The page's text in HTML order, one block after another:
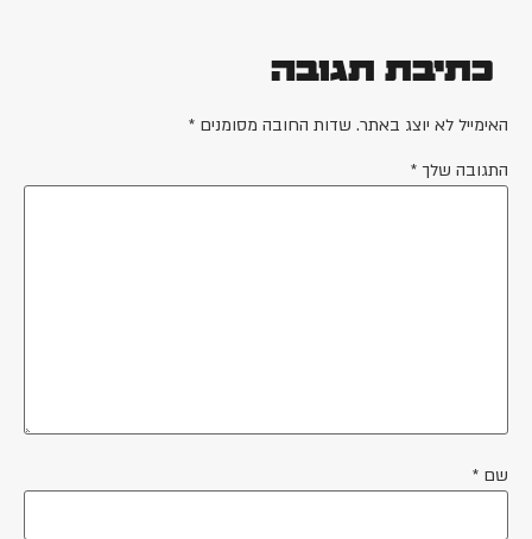
כתיבת תגובה
האימייל לא יוצג באתר. שדות החובה מסומנים *
התגובה שלך *
שם *